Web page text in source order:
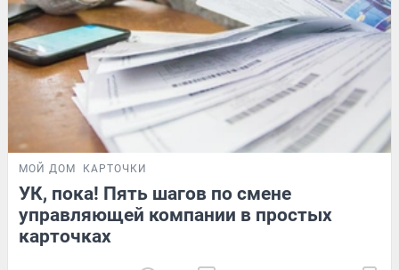
МОЙ ДОМ КАРТОЧКИ
УК, пока! Пять шагов по смене
управляющей компании в простых
карточках